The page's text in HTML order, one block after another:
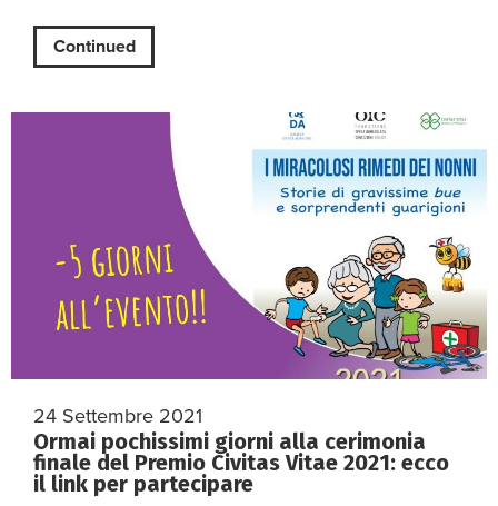
Continued
24 Settembre 2021
Ormai pochissimi giorni alla cerimonia
finale del Premio Civitas Vitae 2021: ecco
il link per partecipare